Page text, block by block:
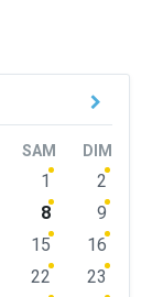
SAM DIM
1
2
8
9
15
16
22
23